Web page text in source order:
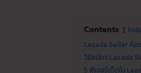
Contents hide
Lazada Seller คืออ
วิธีสมัคร Lazada
5 ฟีเจอร์เด็ดใน